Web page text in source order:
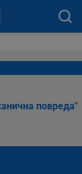
повреда"